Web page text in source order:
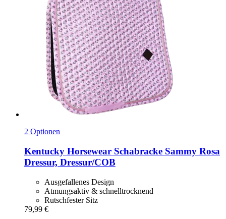
2 Optionen
Kentucky Horsewear Schabracke Sammy Rosa
Dressur, Dressur/COB
Ausgefallenes Design
Atmungsaktiv & schnelltrocknend
Rutschfester Sitz
79,99 €